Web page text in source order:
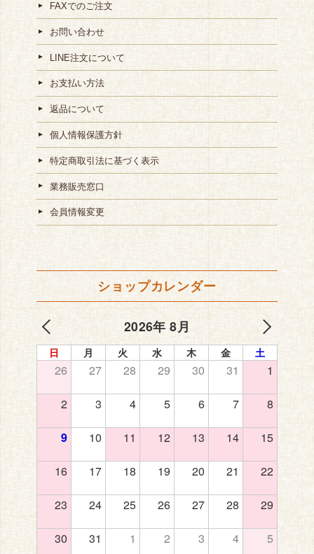
FAXでのご注文
お問い合わせ
LINE注文について
お支払い方法
返品について
個人情報保護方針
特定商取引法に基づく表示
業務販売窓口
会員情報変更
ショップカレンダー
2026年 8月
日 月 火 水 木 金 土
26 27 28 29 30 31 1
2 3 4 5 6 7 8
9 10 11 12 13 14 15
16 17 18 19 20 21 22
23 24 25 26 27 28 29
30 31 1 2 3 4 5